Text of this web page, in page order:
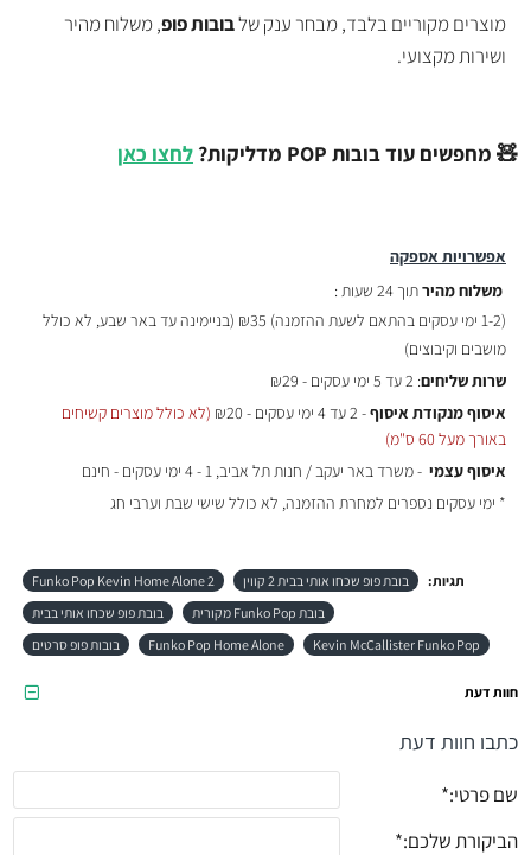
אפשרויות אספקה
משלוח מהירתוך 24 שעות :
(1-2 ימי עסקים בהתאם לשעת ההזמנה)
₪35 (בניימינה עד באר שבע, לא כולל
מושבים וקיבוצים)
שרות שליחים: 2 עד 5 ימי עסקים - ₪29
איסוף מנקודת איסוף- 2 עד 4 ימי עסקים - ₪20
(לא כולל מוצרים קשיחים
באורך מעל 60 ס"מ)
איסוף עצמי - משרד באר יעקב / חנות תל אביב, 1 - 4 ימי עסקים - חינם
* ימי עסקים נספרים למחרת ההזמנה, לא כולל שישי שבת וערבי חג
🧸 מחפשים עוד בובות POP מדליקות? לחצו כאן
מוצרים מקוריים בלבד, מבחר ענק שלבובות פופ, משלוח מהיר
ושירות מקצועי.
תגיות: בובת פופ שכחו אותי בבית 2 קווין
Funko Pop Kevin Home Alone 2
בובת Funko Pop מקורית
בובת פופ שכחו אותי בבית
Kevin McCallister Funko Pop
Funko Pop Home Alone בובות פופ סרטים
חוות דעת
כתבו חוות דעת
שם פרטי:
הביקורת שלכם: